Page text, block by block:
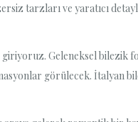
tarzları ve yaratıcı
giriyoruz. Geleneksel
görülecek. İtalyan